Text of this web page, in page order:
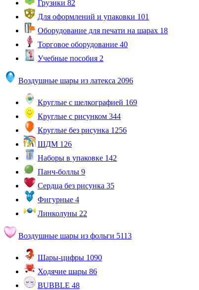
Грузики 82
Для оформлений и упаковки 101
Оборудование для печати на шарах 18
Торговое оборудование 40
Учебные пособия 2
Воздушные шары из латекса 2096
Круглые с шелкографией 169
Круглые с рисунком 344
Круглые без рисунка 1256
ШДМ 126
Наборы в упаковке 142
Панч-боллы 9
Сердца без рисунка 35
Фигурные 4
Линколуны 22
Воздушные шары из фольги 5113
Шары-цифры 1090
Ходячие шары 86
BUBBLE 48